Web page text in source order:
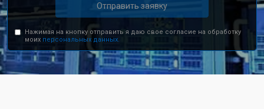
Отправить заявку
Нажимая на кнопку отправить я даю свое согласие на обработку
моих персональных данных.